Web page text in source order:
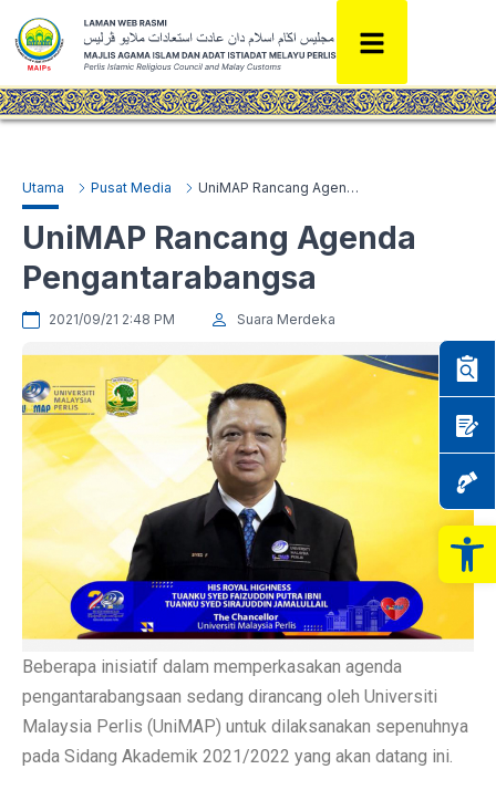
Utama Pusat Media UniMAP Rancang Agenda Pengantarabangsa
UniMAP Rancang Agenda
Pengantarabangsa
2021/09/21 2:48 PM Suara Merdeka
Beberapa inisiatif dalam memperkasakan agenda
pengantarabangsaan sedang dirancang oleh Universiti
Malaysia Perlis (UniMAP) untuk dilaksanakan sepenuhnya
pada Sidang Akademik 2021/2022 yang akan datang ini.